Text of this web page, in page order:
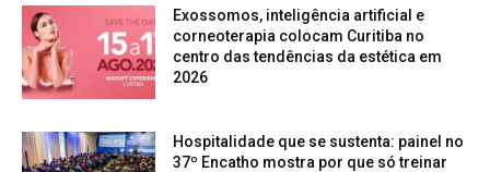
Exossomos, inteligência artificial e
corneoterapia colocam Curitiba no
centro das tendências da estética em
2026
Hospitalidade que se sustenta: painel no
37º Encatho mostra por que só treinar